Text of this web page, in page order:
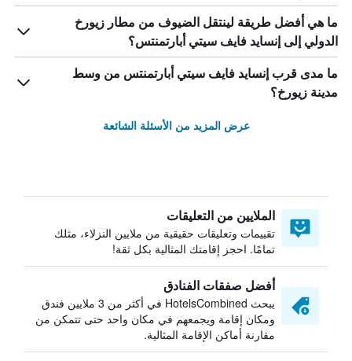
ما هي أفضل طريقة لينتقل الضيوف من مطار زيورخ
الدولي إلى إنسايد فايف سيتي أبارتمنتس؟
ما مدى قرب إنسايد فايف سيتي أبارتمنتس من وسط
مدينة زيورخ؟
عرض المزيد من الأسئلة الشائعة
الملايين من التعليقات
تقييمات وتعليقات حقيقية من ملايين النزلاء، مثلك
تمامًا. احجز إقامتك المثالية بكل ثقة!
أفضل صفقات الفنادق
يبحث HotelsCombined في أكثر من 3 ملايين فندق
ومكان إقامة ويجمعهم في مكان واحد حتى تتمكن من
مقارنة أماكن الإقامة المثالية.